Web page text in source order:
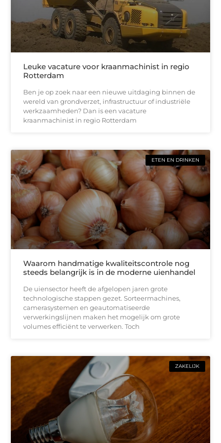
Leuke vacature voor kraanmachinist in regio
Rotterdam
Ben je op zoek naar een nieuwe uitdaging binnen de
wereld van grondverzet, infrastructuur of industriële
werkzaamheden? Dan is een vacature
kraanmachinist in regio Rotterdam
ETEN EN DRINKEN
Waarom handmatige kwaliteitscontrole nog
steeds belangrijk is in de moderne uienhandel
De uiensector heeft de afgelopen jaren grote
technologische stappen gezet. Sorteermachines,
camerasystemen en geautomatiseerde
verwerkingslijnen maken het mogelijk om grote
volumes efficiënt te verwerken. Toch
ZAKELIJK